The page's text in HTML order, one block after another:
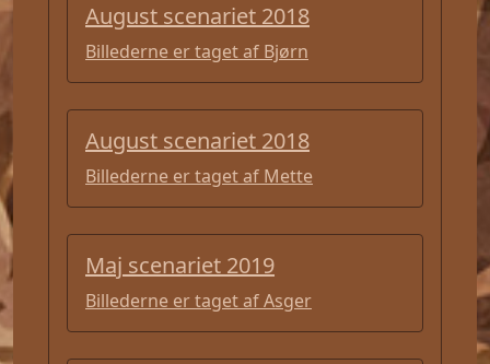
August scenariet 2018
Billederne er taget af Bjørn
August scenariet 2018
Billederne er taget af Mette
Maj scenariet 2019
Billederne er taget af Asger